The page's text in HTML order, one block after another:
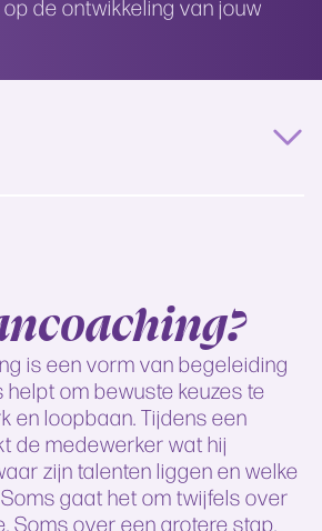
de ontwikkeling van jouw
is een vorm van begeleiding
om bewuste keuzes te
en loopbaan. Tijdens een
de medewerker wat hij
zijn talenten liggen en welke
gaat het om twijfels over
Soms over een grotere stap,